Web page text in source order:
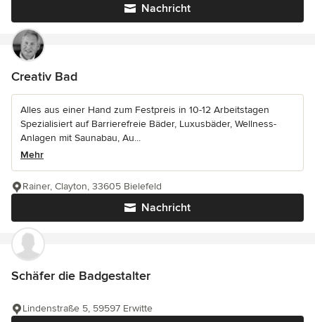
Nachricht
Creativ Bad
Alles aus einer Hand zum Festpreis in 10-12 Arbeitstagen
Spezialisiert auf Barrierefreie Bäder, Luxusbäder, Wellness-
Anlagen mit Saunabau, Au...
Mehr
Nachricht
Rainer, Clayton, 33605 Bielefeld
Schäfer die Badgestalter
Lindenstraße 5, 59597 Erwitte